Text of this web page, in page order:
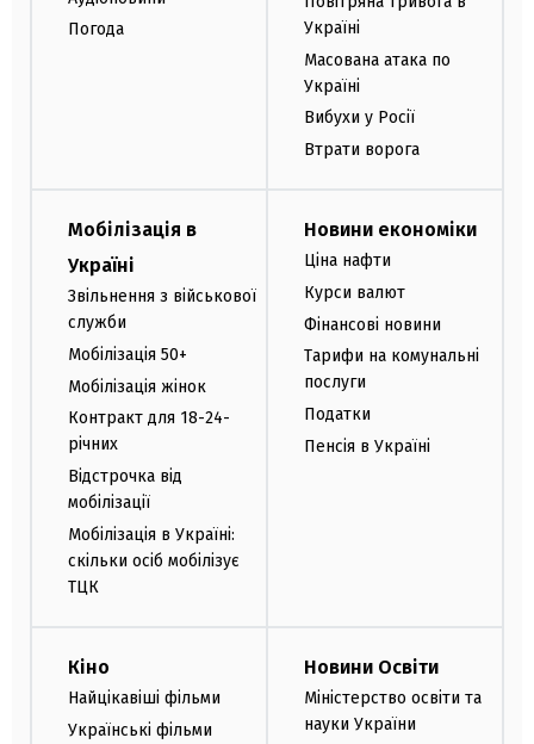
Погода
Україні
Масована атака по
Україні
Вибухи у Росії
Втрати ворога
Мобілізація в
Україні
Звільнення з військової
служби
Мобілізація 50+
Мобілізація жінок
Контракт для 18-24-
річних
Відстрочка від
мобілізації
Мобілізація в Україні:
скільки осіб мобілізує
ТЦК
Новини економіки
Ціна нафти
Курси валют
Фінансові новини
Тарифи на комунальні
послуги
Податки
Пенсія в Україні
Кіно
Найцікавіші фільми
Українські фільми
Новини Освіти
Міністерство освіти та
науки України